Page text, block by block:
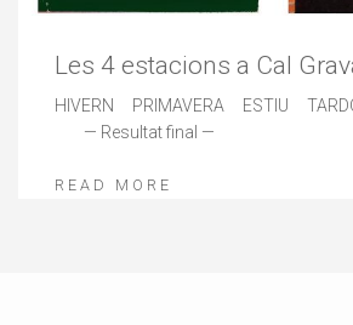
Les 4 estacions a Cal
HIVERN PRIMAVERA ESTIU
— Resultat final —
READ MORE